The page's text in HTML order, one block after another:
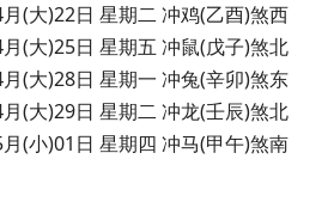
(大)22日 星期二 冲鸡(乙酉)煞西
月(大)25日 星期五 冲鼠(戊子)煞北
(大)28日 星期一 冲兔(辛卯)煞东
(大)29日 星期二 冲龙(壬辰)煞北
(小)01日 星期四 冲马(甲午)煞南